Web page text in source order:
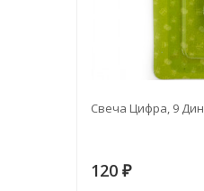
Свеча Цифра, 9
120 ₽